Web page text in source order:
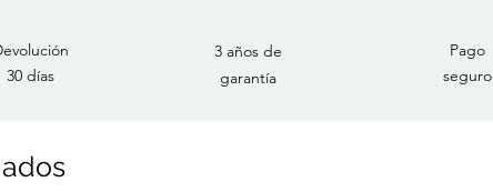
30 días
3 años de
garantía
Pago
seguro